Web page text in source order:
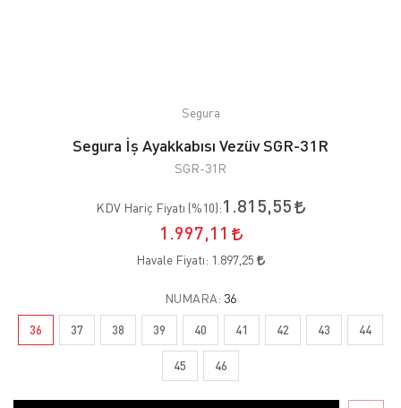
Segura
Segura İş Ayakkabısı Vezüv SGR-31R
SGR-31R
KDV Hariç Fiyatı (%10):1.815,55
1.997,11
Havale Fiyatı: 1.897,25
NUMARA: 36
36 37 38 39 40 41 42 43 44
45 46